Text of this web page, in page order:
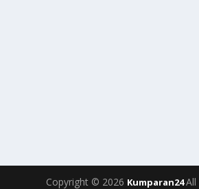
Copyright © 2026 Kumparan24All